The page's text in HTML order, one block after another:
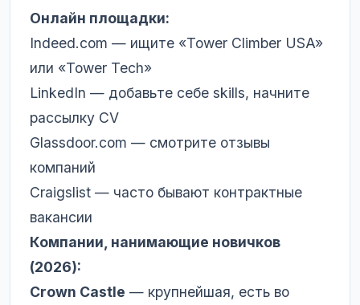
Онлайн площадки:
Indeed.com — ищите «Tower Climber USA»
или «Tower Tech»
LinkedIn — добавьте себе skills, начните
рассылку CV
Glassdoor.com — смотрите отзывы
компаний
Craigslist — часто бывают контрактные
вакансии
Компании, нанимающие новичков
(2026):
Crown Castle — крупнейшая, есть во